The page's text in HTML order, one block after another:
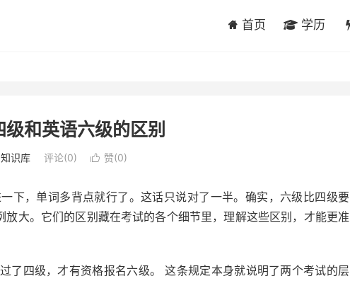
首页 学历
级和英语六级的区别
知识库 评论(0)  赞(0)
下，单词多背点就行了。这话只说对了一半。确实，六级比四级要
放大。它们的区别藏在考试的各个细节里，理解这些区别，才能更准
了四级，才有资格报名六级。 这条规定本身就说明了两个考试的层